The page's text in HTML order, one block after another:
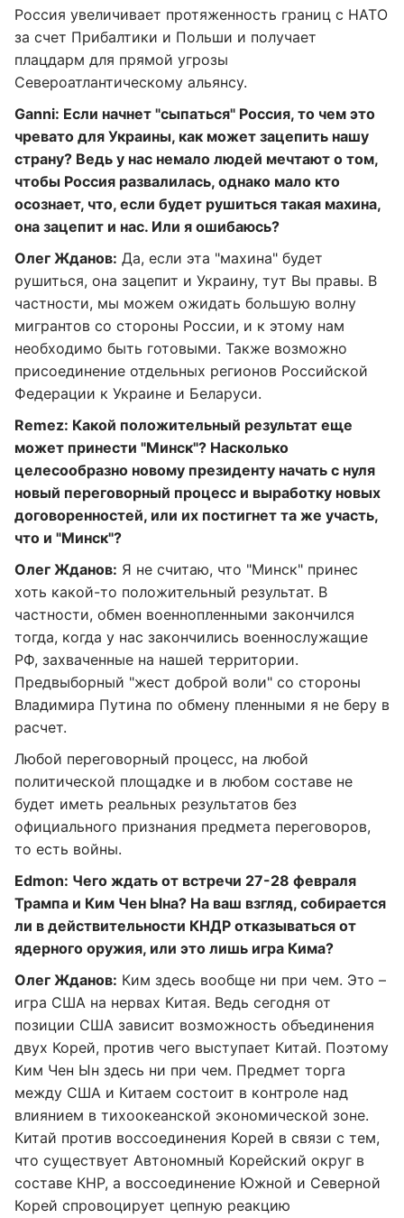
Россия увеличивает протяженность границ с НАТО
за счет Прибалтики и Польши и получает
плацдарм для прямой угрозы
Североатлантическому альянсу.
Ganni: Если начнет "сыпаться" Россия, то чем это
чревато для Украины, как может зацепить нашу
страну? Ведь у нас немало людей мечтают о том,
чтобы Россия развалилась, однако мало кто
осознает, что, если будет рушиться такая махина,
она зацепит и нас. Или я ошибаюсь?
Олег Жданов: Да, если эта "махина" будет
рушиться, она зацепит и Украину, тут Вы правы. В
частности, мы можем ожидать большую волну
мигрантов со стороны России, и к этому нам
необходимо быть готовыми. Также возможно
присоединение отдельных регионов Российской
Федерации к Украине и Беларуси.
Remez: Какой положительный результат еще
может принести "Минск"? Насколько
целесообразно новому президенту начать с нуля
новый переговорный процесс и выработку новых
договоренностей, или их постигнет та же участь,
что и "Минск"?
Олег Жданов: Я не считаю, что "Минск" принес
хоть какой-то положительный результат. В
частности, обмен военнопленными закончился
тогда, когда у нас закончились военнослужащие
РФ, захваченные на нашей территории.
Предвыборный "жест доброй воли" со стороны
Владимира Путина по обмену пленными я не беру в
расчет.
Любой переговорный процесс, на любой
политической площадке и в любом составе не
будет иметь реальных результатов без
официального признания предмета переговоров,
то есть войны.
Edmon: Чего ждать от встречи 27-28 февраля
Трампа и Ким Чен Ына? На ваш взгляд, собирается
ли в действительности КНДР отказываться от
ядерного оружия, или это лишь игра Кима?
Олег Жданов: Ким здесь вообще ни при чем. Это –
игра США на нервах Китая. Ведь сегодня от
позиции США зависит возможность объединения
двух Корей, против чего выступает Китай. Поэтому
Ким Чен Ын здесь ни при чем. Предмет торга
между США и Китаем состоит в контроле над
влиянием в тихоокеанской экономической зоне.
Китай против воссоединения Корей в связи с тем,
что существует Автономный Корейский округ в
составе КНР, а воссоединение Южной и Северной
Корей спровоцирует цепную реакцию